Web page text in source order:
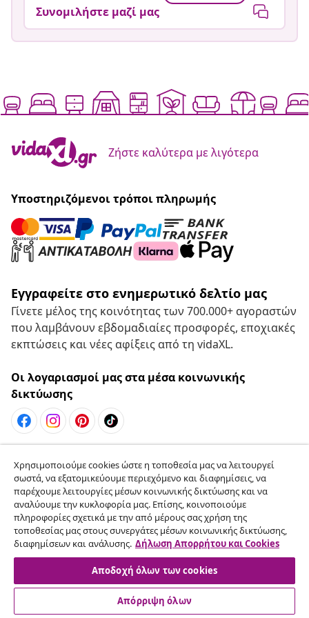
Συνομιλήστε μαζί μας
Ζήστε καλύτερα με λιγότερα
Υποστηριζόμενοι τρόποι πληρωμής
Εγγραφείτε στο ενημερωτικό δελτίο μας
Γίνετε μέλος της κοινότητας των 700.000+ αγοραστών
που λαμβάνουν εβδομαδιαίες προσφορές, εποχιακές
εκπτώσεις και νέες αφίξεις από τη vidaXL.
Οι λογαριασμοί μας στα μέσα κοινωνικής
δικτύωσης
Υπαναχώρηση από τη σύμβαση
Υποβάλετε αίτημα υπαναχώρησης για την
παραγγελία σας.
Υπαναχώρηση από τη σύμβαση
Εξυπηρέτηση πελατών
Χρησιμοποιούμε cookies ώστε η τοποθεσία μας να λειτουργεί
σωστά, να εξατομικεύουμε περιεχόμενο και διαφημίσεις, να
παρέχουμε λειτουργίες μέσων κοινωνικής δικτύωσης και να
αναλύουμε την κυκλοφορία μας. Επίσης, κοινοποιούμε
πληροφορίες σχετικά με την από μέρους σας χρήση της
τοποθεσίας μας στους συνεργάτες μέσων κοινωνικής δικτύωσης,
διαφημίσεων και ανάλυσης. Δήλωση Απορρήτου και Cookies
Αποδοχή όλων των cookies
Απόρριψη όλων